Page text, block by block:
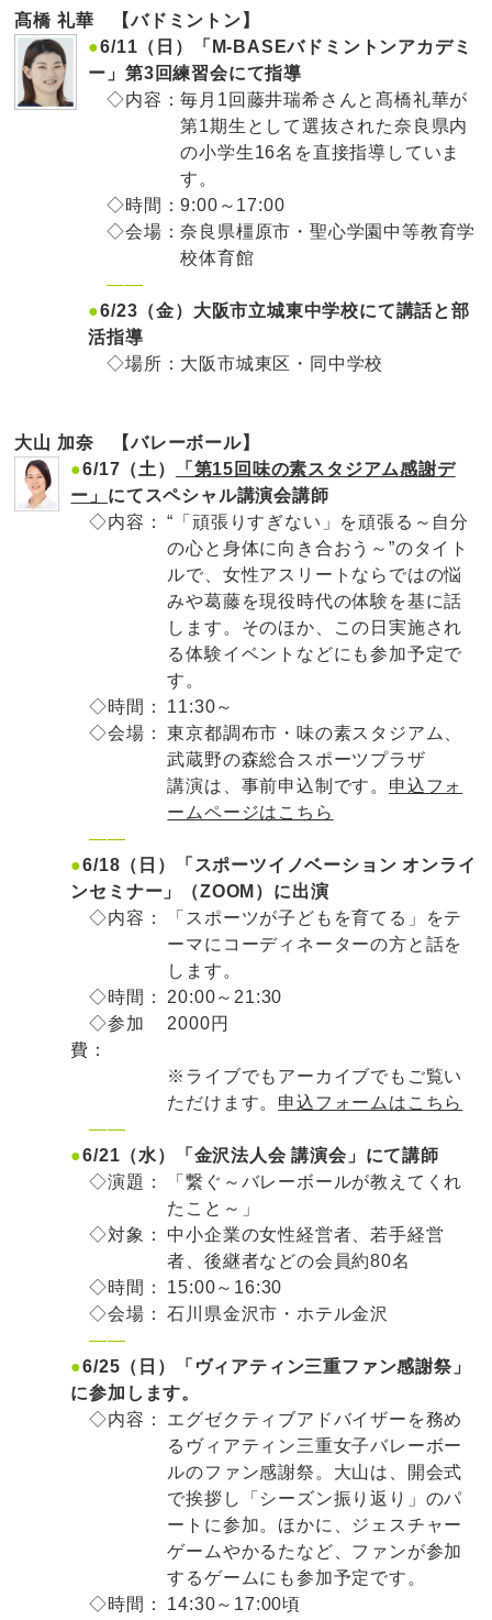
髙橋 礼華 【バドミントン】
●6/11（日）「M-BASEバドミントンアカデミ
ー」第3回練習会にて指導
◇内容：毎月1回藤井瑞希さんと髙橋礼華が
第1期生として選抜された奈良県内
の小学生16名を直接指導していま
す。
◇時間：9:00～17:00
◇会場：奈良県橿原市・聖心学園中等教育学
校体育館
——
●6/23（金）大阪市立城東中学校にて講話と部
活指導
◇場所： 大阪市城東区・同中学校
大山 加奈 【バレーボール】
●6/17（土）
「第15回味の素スタジアム感謝デ
ー」 にてスペシャル講演会講師
◇内容：
“「頑張りすぎない」を頑張る～自分
の心と身体に向き合おう～”のタイト
ルで、女性アスリートならではの悩
みや葛藤を現役時代の体験を基に話
します。そのほか、この日実施され
る体験イベントなどにも参加予定で
す。
◇時間：
11:30～
◇会場：
東京都調布市・味の素スタジアム、
武蔵野の森総合スポーツプラザ
講演は、事前申込制です。 申込フォ
ームページはこちら
——
●6/18（日）「スポーツイノベーション オンライ
ンセミナー」（ZOOM）に出演
◇内容：
「スポーツが子どもを育てる」をテ
ーマにコーディネーターの方と話を
します。
◇時間：
20:00～21:30
◇参加
費：
2000円
※ライブでもアーカイブでもご覧い
ただけます。 申込フォームはこちら
——
●6/21（水）「金沢法人会 講演会」にて講師
◇演題：
「繋ぐ～バレーボールが教えてくれ
たこと～」
◇対象：
中小企業の女性経営者、若手経営
者、後継者などの会員約80名
◇時間：
15:00～16:30
◇会場：
石川県金沢市・ホテル金沢
——
●6/25（日）「ヴィアティン三重ファン感謝祭」
に参加します。
◇内容：
エグゼクティブアドバイザーを務め
るヴィアティン三重女子バレーボー
ルのファン感謝祭。大山は、開会式
で挨拶し「シーズン振り返り」のパ
ートに参加。ほかに、ジェスチャー
ゲームやかるたなど、ファンが参加
するゲームにも参加予定です。
◇時間：
14:30～17:00頃